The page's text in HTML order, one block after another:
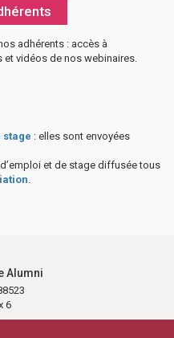
adhérents : accès à
vidéos de nos webinaires.
stage : elles sont envoyées
et de stage diffusée tous
Alumni
6